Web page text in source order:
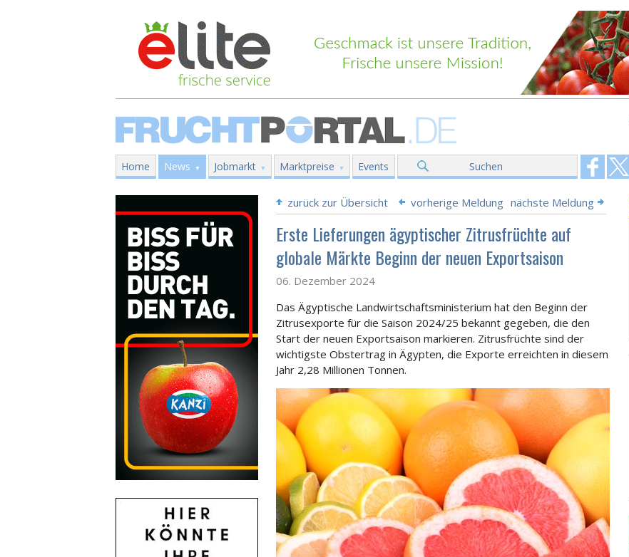
Home News Jobmarkt Marktpreise Events Suchen
zurück zur Übersicht vorherige Meldung nächste Meldung
Erste Lieferungen ägyptischer Zitrusfrüchte auf
globale Märkte Beginn der neuen Exportsaison
06. Dezember 2024
Das Ägyptische Landwirtschaftsministerium hat den Beginn der
Zitrusexporte für die Saison 2024/25 bekannt gegeben, die den
Start der neuen Exportsaison markieren. Zitrusfrüchte sind der
wichtigste Obstertrag in Ägypten, die Exporte erreichten in diesem
Jahr 2,28 Millionen Tonnen.